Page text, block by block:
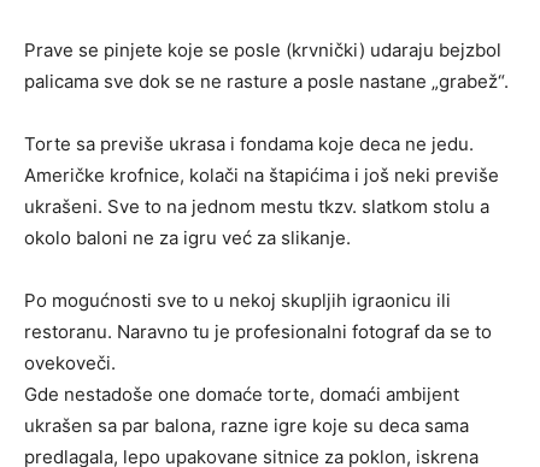
Prave se pinjete koje se posle (krvnički) udaraju bejzbol
palicama sve dok se ne rasture a posle nastane „grabež“.
Torte sa previše ukrasa i fondama koje deca ne jedu.
Američke krofnice, kolači na štapićima i još neki previše
ukrašeni. Sve to na jednom mestu tkzv. slatkom stolu a
okolo baloni ne za igru već za slikanje.
Po mogućnosti sve to u nekoj skupljih igraonicu ili
restoranu. Naravno tu je profesionalni fotograf da se to
ovekoveči.
Gde nestadoše one domaće torte, domaći ambijent
ukrašen sa par balona, razne igre koje su deca sama
predlagala, lepo upakovane sitnice za poklon, iskrena